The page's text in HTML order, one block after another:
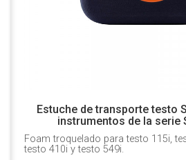
Estuche de transporte testo
instrumentos de la serie
Foam troquelado para testo 115i,
testo 410i y testo 549i.